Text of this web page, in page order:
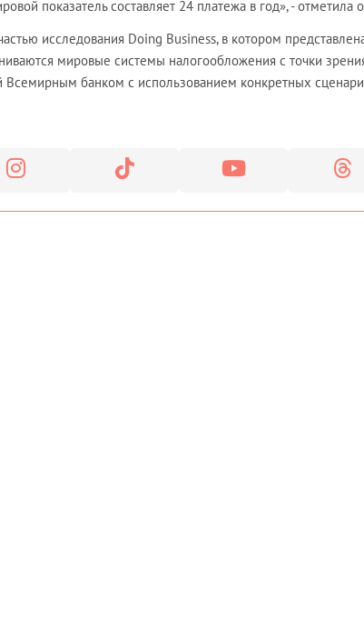
показатель составляет 24 платежа в год», - отметила
исследования Doing Business, в котором
мировые системы налогообложения с точки
Всемирным банком с использованием конкретных